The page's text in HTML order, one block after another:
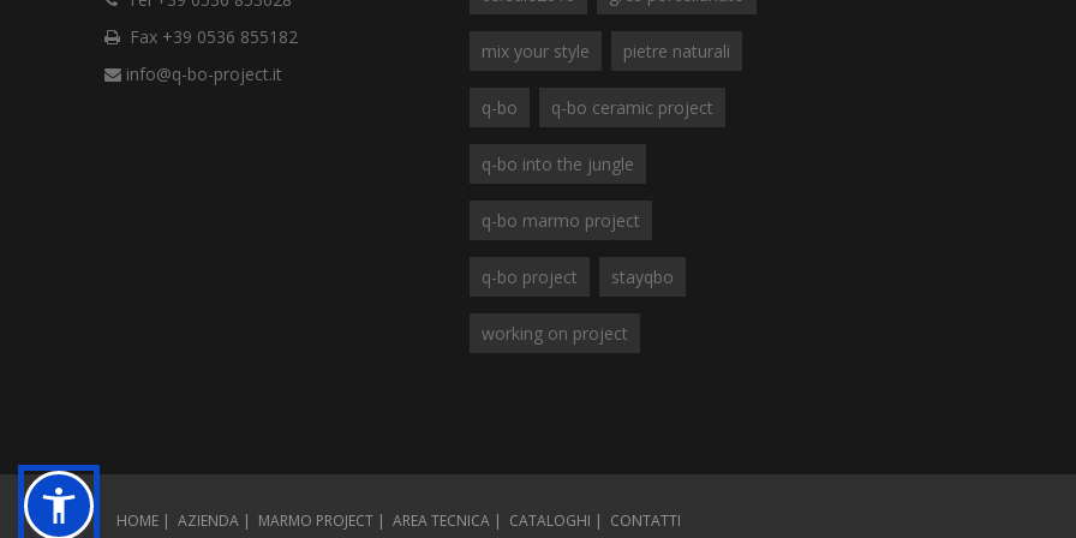
Fax +39 0536 855182
info@q-bo-project.it
mix your style pietre naturali
q-bo q-bo ceramic project
q-bo into the jungle
q-bo marmo project
q-bo project stayqbo
working on project
HOME AZIENDA MARMO PROJECT AREA TECNICA CATALOGHI CONTATTI